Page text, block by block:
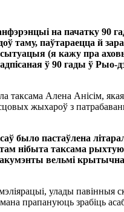
на пачатку 90
таму, паўтараецца й
сытуацыя (я кажу пра
ў 90 гады ў Рыо-
таксама Алена Анісім,
жыхароў з
было пастаўлена
нібыта таксама
вельмі
улады павінныя
прапануюць зрабіць